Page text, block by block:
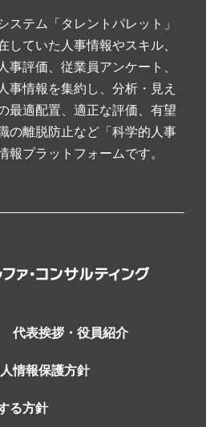
ステム「タレントパレット」
していた人事情報やスキル、
事評価、従業員アンケート、
事情報を集約し、分析・見え
最適配置、適正な評価、有望
の離脱防止など「科学的人事
報プラットフォームです。
代表挨拶・役員紹介
情報保護方針
る方針